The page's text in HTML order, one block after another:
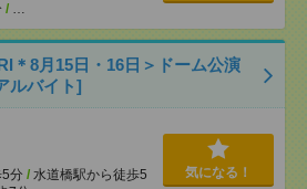
/ …
＊8月15日・16日＞ドーム公演
ルバイト]
5分 / 水道橋駅から徒歩5
気になる！